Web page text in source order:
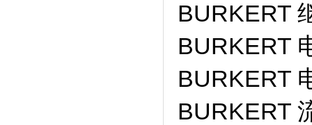
BURKERT
BURKERT
BURKERT
BURKERT